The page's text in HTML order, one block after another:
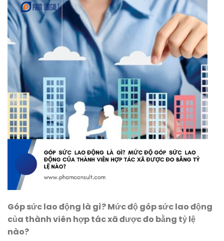
Góp sức lao động là gì? Mức độ góp sức lao động
của thành viên hợp tác xã được đo bằng tỷ lệ
nào?